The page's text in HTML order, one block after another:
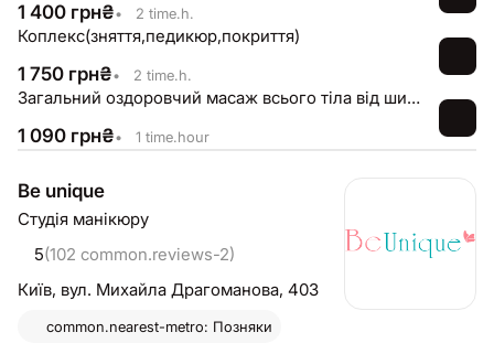
1 400 грн₴• 2 time.h.
Коплекс(зняття,педикюр,покриття)
1 750 грн₴• 2 time.h.
Загальний оздоровчий масаж всього тіла від шиї до стоп(задня частина тіла) - 60 хв
1 090 грн₴• 1 time.hour
Be unique
Студія манікюру
5(102 common.reviews-2)
Київ, вул. Михайла Драгоманова, 40З
common.nearest-metro: Позняки